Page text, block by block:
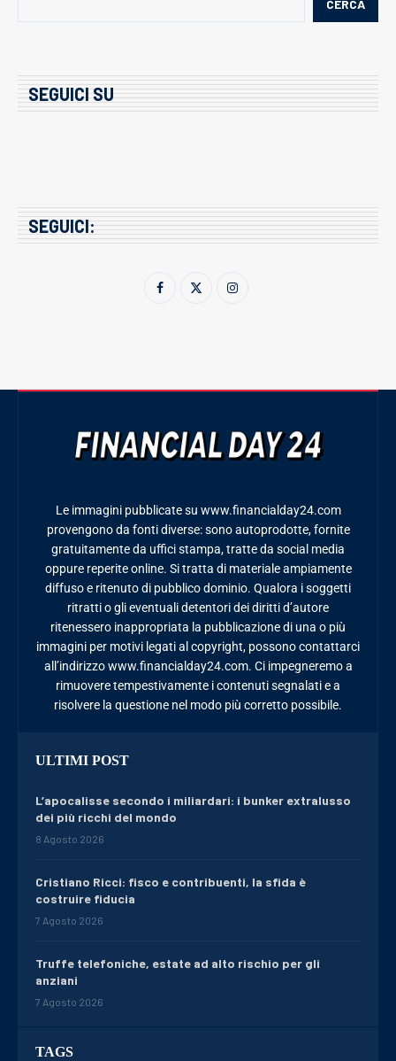
CERCA
SEGUICI SU
SEGUICI:
TAGS
Le immagini pubblicate su www.financialday24.com
provengono da fonti diverse: sono autoprodotte, fornite
gratuitamente da uffici stampa, tratte da social media
oppure reperite online. Si tratta di materiale ampiamente
diffuso e ritenuto di pubblico dominio. Qualora i soggetti
ritratti o gli eventuali detentori dei diritti d’autore
ritenessero inappropriata la pubblicazione di una o più
immagini per motivi legati al copyright, possono contattarci
all’indirizzo www.financialday24.com. Ci impegneremo a
rimuovere tempestivamente i contenuti segnalati e a
risolvere la questione nel modo più corretto possibile.
ULTIMI POST
L’apocalisse secondo i miliardari: i bunker extralusso
dei più ricchi del mondo
8 Agosto 2026
Cristiano Ricci: fisco e contribuenti, la sfida è
costruire fiducia
7 Agosto 2026
Truffe telefoniche, estate ad alto rischio per gli
anziani
7 Agosto 2026